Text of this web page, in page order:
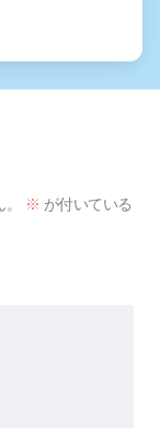
※ が付いている